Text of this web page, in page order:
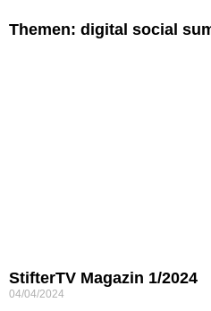
Themen: digital social
StifterTV Magazin 1/2024
04/04/2024